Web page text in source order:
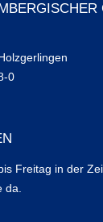
0
Freitag in der
da.